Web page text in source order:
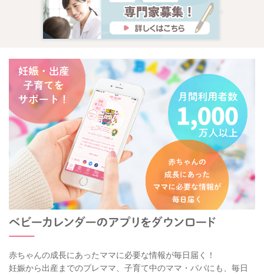
赤ちゃんの成長にあったママに必要な情報が毎日届く！
妊娠から出産までのプレママ、子育て中のママ・パパにも、毎日